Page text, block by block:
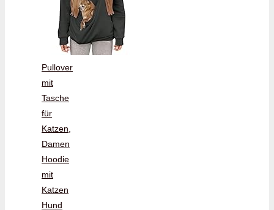
Pullover
mit
Tasche
für
Katzen,
Damen
Hoodie
mit
Katzen
Hund